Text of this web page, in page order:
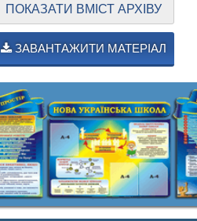
ПОКАЗАТИ ВМІСТ АРХІВУ
ЗАВАНТАЖИТИ МАТЕРІАЛ